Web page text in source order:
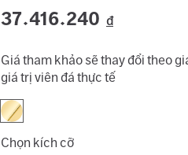
37.416.240 đ
Giá tham khảo sẽ thay đổi theo
giá trị viên đá thực tế
Chọn kích cỡ